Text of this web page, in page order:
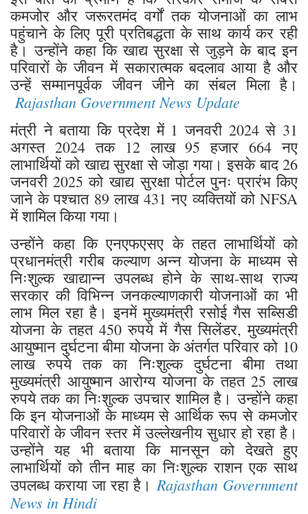
कमजोर और जरूरतमंद वर्गों तक योजनाओं का लाभ
पहुंचाने के लिए पूरी प्रतिबद्धता के साथ कार्य कर रही
है। उन्होंने कहा कि खाद्य सुरक्षा से जुड़ने के बाद इन
परिवारों के जीवन में सकारात्मक बदलाव आया है और
उन्हें सम्मानपूर्वक जीवन जीने का संबल मिला है।
Rajasthan Government News Update
मंत्री ने बताया कि प्रदेश में 1 जनवरी 2024 से 31
अगस्त 2024 तक 12 लाख 95 हजार 664 नए
लाभार्थियों को खाद्य सुरक्षा से जोड़ा गया। इसके बाद 26
जनवरी 2025 को खाद्य सुरक्षा पोर्टल पुनः प्रारंभ किए
जाने के पश्चात 89 लाख 431 नए व्यक्तियों को NFSA
में शामिल किया गया।
उन्होंने कहा कि एनएफएसए के तहत लाभार्थियों को
प्रधानमंत्री गरीब कल्याण अन्न योजना के माध्यम से
निःशुल्क खाद्यान्न उपलब्ध होने के साथ-साथ राज्य
सरकार की विभिन्न जनकल्याणकारी योजनाओं का भी
लाभ मिल रहा है। इनमें मुख्यमंत्री रसोई गैस सब्सिडी
योजना के तहत 450 रुपये में गैस सिलेंडर, मुख्यमंत्री
आयुष्मान दुर्घटना बीमा योजना के अंतर्गत परिवार को 10
लाख रुपये तक का निःशुल्क दुर्घटना बीमा तथा
मुख्यमंत्री आयुष्मान आरोग्य योजना के तहत 25 लाख
रुपये तक का निःशुल्क उपचार शामिल है। उन्होंने कहा
कि इन योजनाओं के माध्यम से आर्थिक रूप से कमजोर
परिवारों के जीवन स्तर में उल्लेखनीय सुधार हो रहा है।
उन्होंने यह भी बताया कि मानसून को देखते हुए
लाभार्थियों को तीन माह का निःशुल्क राशन एक साथ
उपलब्ध कराया जा रहा है। Rajasthan Government
News in Hindi